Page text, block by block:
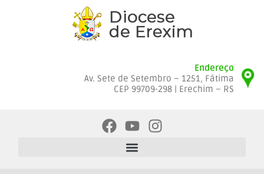
Endereço
Av. Sete de Setembro – 1251, Fátima
CEP 99709-298 | Erechim – RS